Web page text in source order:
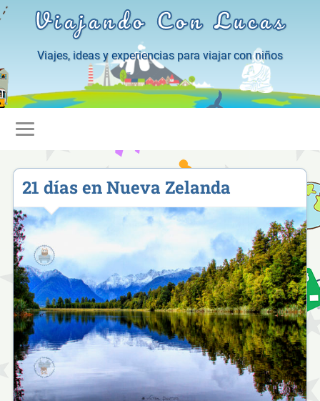
Viajando Con Lucas
Viajes, ideas y experiencias para viajar con niños
21 días en Nueva Zelanda